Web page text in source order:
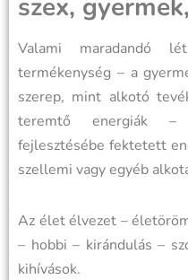
szex,
Valami maradandó
termékenység – a
szerep, mint alkotó
teremtő energiák –
fejlesztésébe fektetett
szellemi vagy egyéb
Az élet élvezet –
– hobbi – kirándulás –
kihívások.